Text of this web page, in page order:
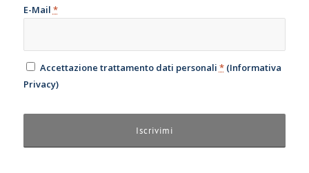
E-Mail *
Accettazione trattamento dati personali *(Informativa
Privacy)